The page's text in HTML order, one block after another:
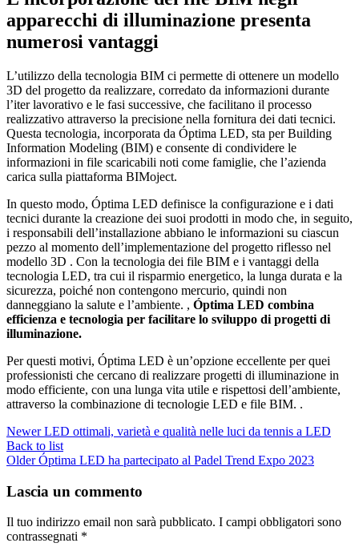
apparecchi di illuminazione presenta
numerosi vantaggi
L’utilizzo della tecnologia BIM ci permette di ottenere un modello
3D del progetto da realizzare, corredato da informazioni durante
l’iter lavorativo e le fasi successive, che facilitano il processo
realizzativo attraverso la precisione nella fornitura dei dati tecnici.
Questa tecnologia, incorporata da Óptima LED, sta per Building
Information Modeling (BIM) e consente di condividere le
informazioni in file scaricabili noti come famiglie, che l’azienda
carica sulla piattaforma BIMoject.
In questo modo, Óptima LED definisce la configurazione e i dati
tecnici durante la creazione dei suoi prodotti in modo che, in seguito,
i responsabili dell’installazione abbiano le informazioni su ciascun
pezzo al momento dell’implementazione del progetto riflesso nel
modello 3D . Con la tecnologia dei file BIM e i vantaggi della
tecnologia LED, tra cui il risparmio energetico, la lunga durata e la
sicurezza, poiché non contengono mercurio, quindi non
danneggiano la salute e l’ambiente. , Óptima LED combina
efficienza e tecnologia per facilitare lo sviluppo di progetti di
illuminazione.
Per questi motivi, Óptima LED è un’opzione eccellente per quei
professionisti che cercano di realizzare progetti di illuminazione in
modo efficiente, con una lunga vita utile e rispettosi dell’ambiente,
attraverso la combinazione di tecnologie LED e file BIM. .
Newer LED ottimali, varietà e qualità nelle luci da tennis a LED
Back to list
Older Óptima LED ha partecipato al Padel Trend Expo 2023
Lascia un commento
Il tuo indirizzo email non sarà pubblicato. I campi obbligatori sono
contrassegnati *